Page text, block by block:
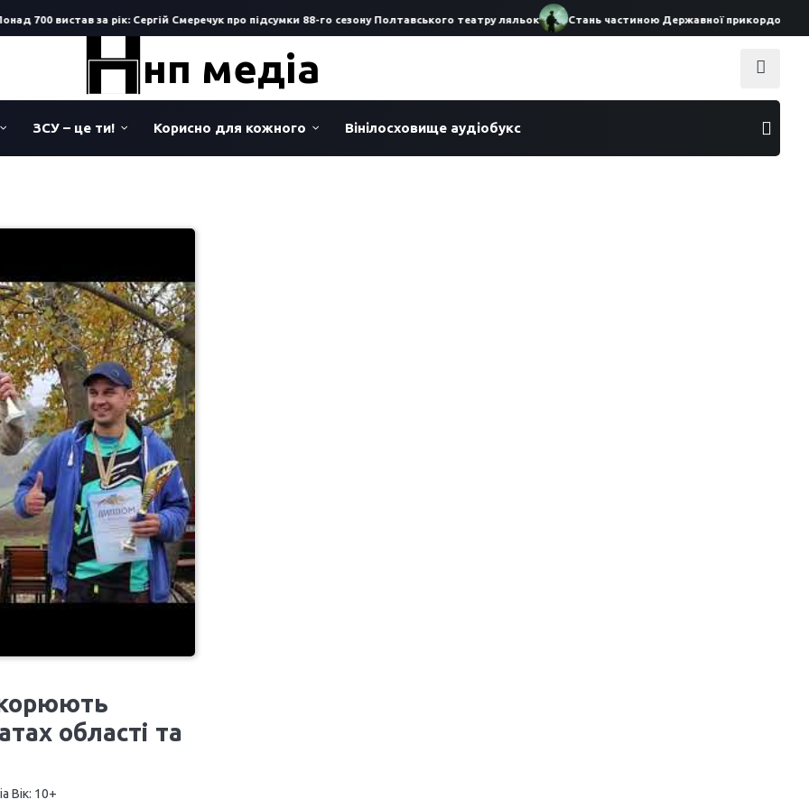
700 вистав за рік: Сергій Смеречук про підсумки 88-го сезону Полтавського театру ляльок Стань частиною Державної прикордонної
нп медіа
ЗСУ – це ти! Корисно для кожного Вінілосховище аудіобукс
області та
Вік: 10+